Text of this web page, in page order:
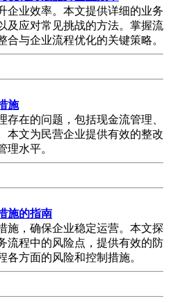
企业效率。本文提供详细的业务
及应对常见挑战的方法。掌握流
与企业流程优化的关键策略。
施
在的问题，包括现金流管理、
本文为民营企业提供有效的整改
理水平。
施的指南
施，确保企业稳定运营。本文探
流程中的风险点，提供有效的防
方面的风险和控制措施。